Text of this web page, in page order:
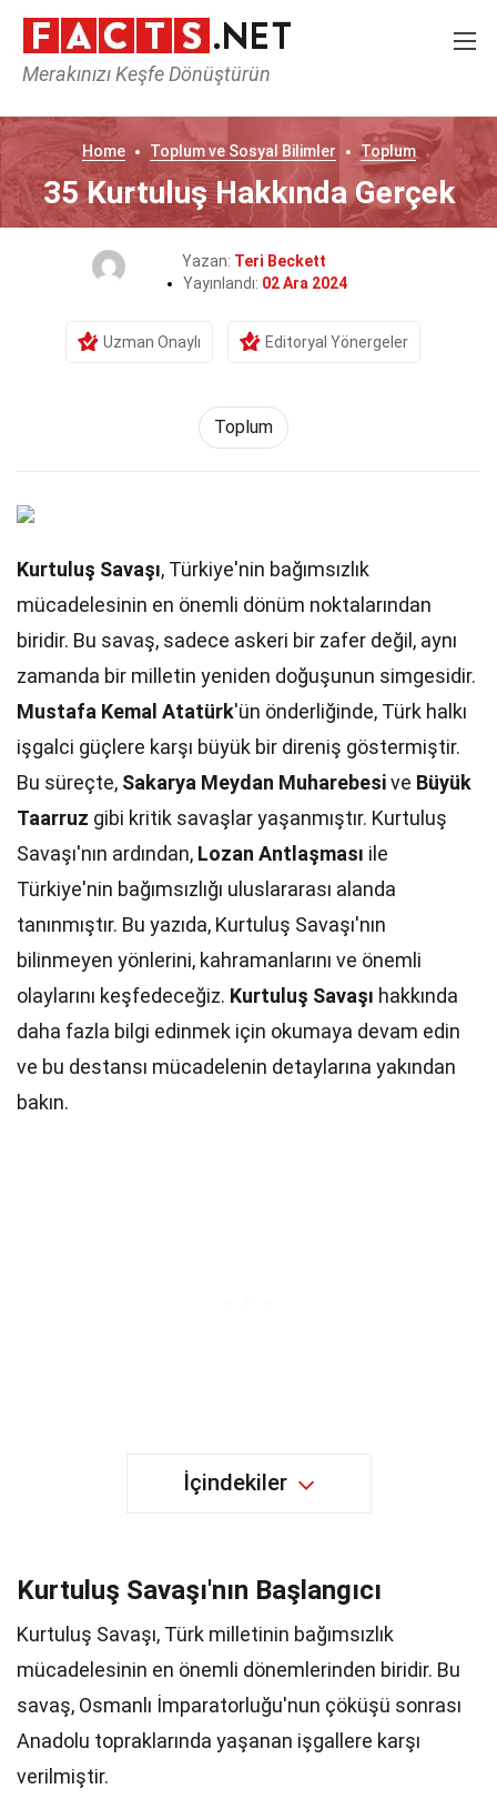
Merakınızı Keşfe Dönüştürün
Home Toplum ve Sosyal Bilimler Toplum
35 Kurtuluş Hakkında Gerçek
Yazan: Teri Beckett
Yayınlandı: 02 Ara 2024
Uzman Onaylı Editoryal Yönergeler
Toplum
Kurtuluş Savaşı, Türkiye'nin bağımsızlık
mücadelesinin en önemli dönüm noktalarından
biridir. Bu savaş, sadece askeri bir zafer değil, aynı
zamanda bir milletin yeniden doğuşunun simgesidir.
Mustafa Kemal Atatürk'ün önderliğinde, Türk halkı
işgalci güçlere karşı büyük bir direniş göstermiştir.
Bu süreçte, Sakarya Meydan Muharebesive Büyük
Taarruz gibi kritik savaşlar yaşanmıştır. Kurtuluş
Savaşı'nın ardından, Lozan Antlaşması ile
Türkiye'nin bağımsızlığı uluslararası alanda
tanınmıştır. Bu yazıda, Kurtuluş Savaşı'nın
bilinmeyen yönlerini, kahramanlarını ve önemli
olaylarını keşfedeceğiz. Kurtuluş Savaşı hakkında
daha fazla bilgi edinmek için okumaya devam edin
ve bu destansı mücadelenin detaylarına yakından
bakın.
İçindekiler
Kurtuluş Savaşı'nın Başlangıcı
Kurtuluş Savaşı, Türk milletinin bağımsızlık
mücadelesinin en önemli dönemlerinden biridir. Bu
savaş, Osmanlı İmparatorluğu'nun çöküşü sonrası
Anadolu topraklarında yaşanan işgallere karşı
verilmiştir.